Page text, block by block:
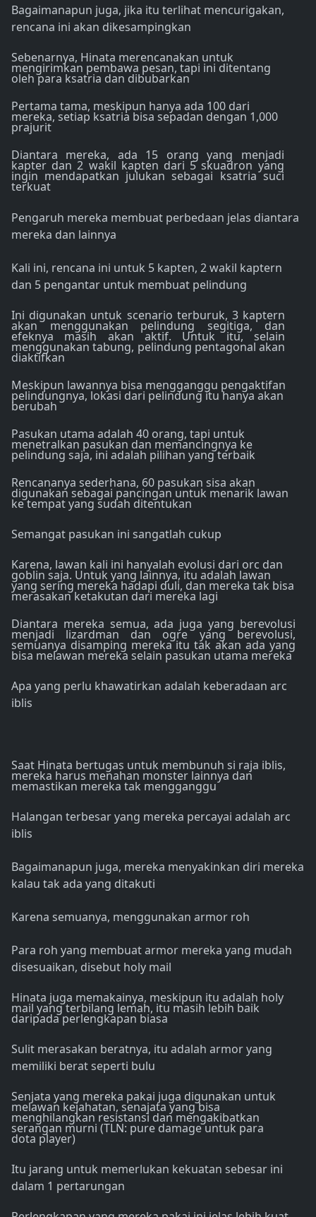
Bagaimanapun juga, jika itu terlihat mencurigakan,
rencana ini akan dikesampingkan
Sebenarnya, Hinata merencanakan untuk
mengirimkan pembawa pesan, tapi ini ditentang
oleh para ksatria dan dibubarkan
Pertama tama, meskipun hanya ada 100 dari
mereka, setiap ksatria bisa sepadan dengan 1,000
prajurit
Diantara mereka, ada 15 orang yang menjadi
kapter dan 2 wakil kapten dari 5 skuadron yang
ingin mendapatkan julukan sebagai ksatria suci
terkuat
Pengaruh mereka membuat perbedaan jelas diantara
mereka dan lainnya
Kali ini, rencana ini untuk 5 kapten, 2 wakil kaptern
dan 5 pengantar untuk membuat pelindung
Ini digunakan untuk scenario terburuk, 3 kaptern
akan menggunakan pelindung segitiga, dan
efeknya masih akan aktif. Untuk itu, selain
menggunakan tabung, pelindung pentagonal akan
diaktifkan
Meskipun lawannya bisa mengganggu pengaktifan
pelindungnya, lokasi dari pelindung itu hanya akan
berubah
Pasukan utama adalah 40 orang, tapi untuk
menetralkan pasukan dan memancingnya ke
pelindung saja, ini adalah pilihan yang terbaik
Rencananya sederhana, 60 pasukan sisa akan
digunakan sebagai pancingan untuk menarik lawan
ke tempat yang sudah ditentukan
Semangat pasukan ini sangatlah cukup
Karena, lawan kali ini hanyalah evolusi dari orc dan
goblin saja. Untuk yang lainnya, itu adalah lawan
yang sering mereka hadapi duli, dan mereka tak bisa
merasakan ketakutan dari mereka lagi
Diantara mereka semua, ada juga yang berevolusi
menjadi lizardman dan ogre yang berevolusi,
semuanya disamping mereka itu tak akan ada yang
bisa melawan mereka selain pasukan utama mereka
Apa yang perlu khawatirkan adalah keberadaan arc
iblis
Saat Hinata bertugas untuk membunuh si raja iblis,
mereka harus menahan monster lainnya dan
memastikan mereka tak mengganggu
Halangan terbesar yang mereka percayai adalah arc
iblis
Bagaimanapun juga, mereka menyakinkan diri mereka
kalau tak ada yang ditakuti
Karena semuanya, menggunakan armor roh
Para roh yang membuat armor mereka yang mudah
disesuaikan, disebut holy mail
Hinata juga memakainya, meskipun itu adalah holy
mail yang terbilang lemah, itu masih lebih baik
daripada perlengkapan biasa
Sulit merasakan beratnya, itu adalah armor yang
memiliki berat seperti bulu
Senjata yang mereka pakai juga digunakan untuk
melawan kejahatan, senajata yang bisa
menghilangkan resistansi dan mengakibatkan
serangan murni (TLN: pure damage untuk para
dota player)
Itu jarang untuk memerlukan kekuatan sebesar ini
dalam 1 pertarungan